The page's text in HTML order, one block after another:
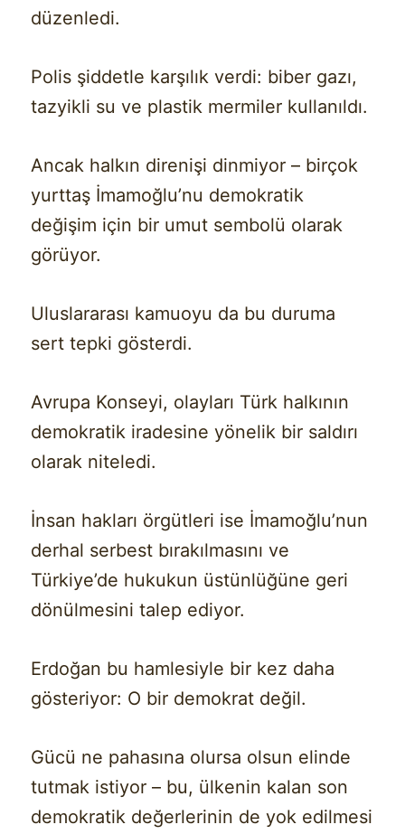
düzenledi.
Polis şiddetle karşılık verdi: biber gazı,
tazyikli su ve plastik mermiler kullanıldı.
Ancak halkın direnişi dinmiyor – birçok
yurttaş İmamoğlu’nu demokratik
değişim için bir umut sembolü olarak
görüyor.
Uluslararası kamuoyu da bu duruma
sert tepki gösterdi.
Avrupa Konseyi, olayları Türk halkının
demokratik iradesine yönelik bir saldırı
olarak niteledi.
İnsan hakları örgütleri ise İmamoğlu’nun
derhal serbest bırakılmasını ve
Türkiye’de hukukun üstünlüğüne geri
dönülmesini talep ediyor.
Erdoğan bu hamlesiyle bir kez daha
gösteriyor: O bir demokrat değil.
Gücü ne pahasına olursa olsun elinde
tutmak istiyor – bu, ülkenin kalan son
demokratik değerlerinin de yok edilmesi